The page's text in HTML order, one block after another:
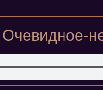
Очевидное-